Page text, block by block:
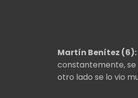
Martín Benítez (6):
constantemente, se
otro lado se lo vio